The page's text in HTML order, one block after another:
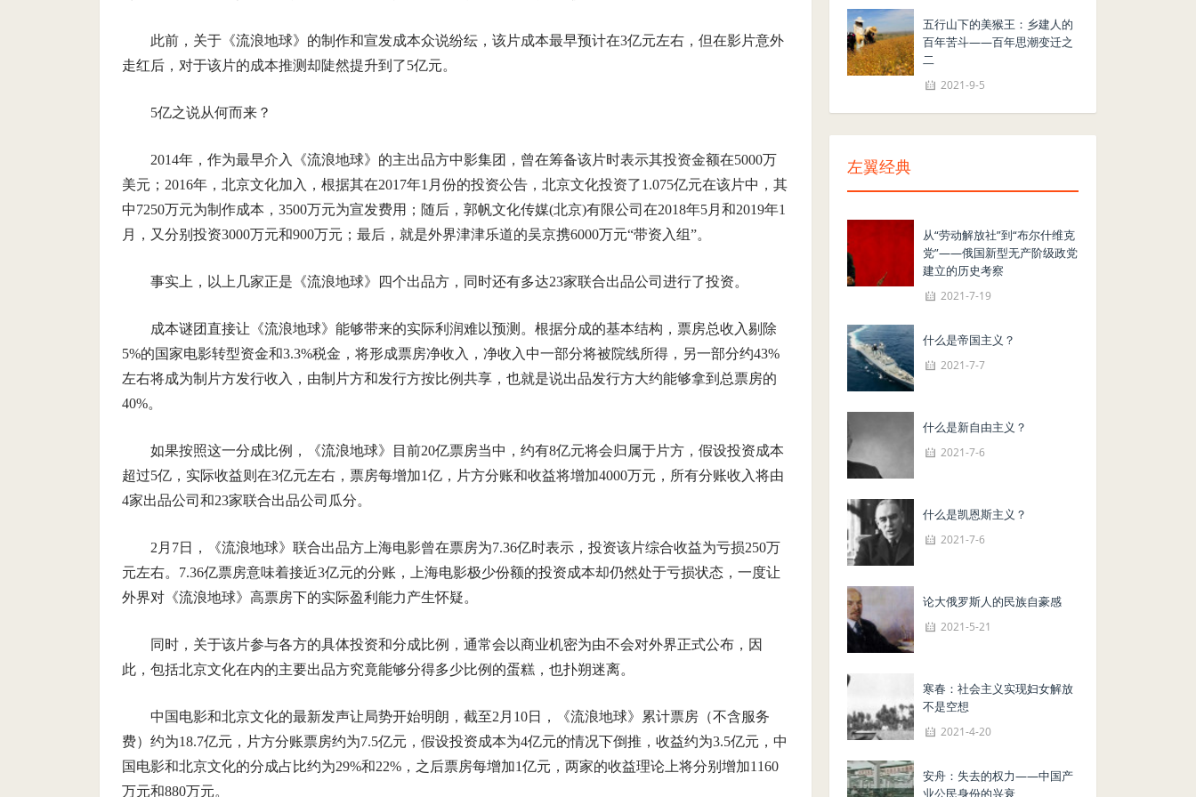
此前，关于《流浪地球》的制作和宣发成本众说纷纭，该片成本最早预计在3亿元左右，但在影片意外
走红后，对于该片的成本推测却陡然提升到了5亿元。
5亿之说从何而来？
2014年，作为最早介入《流浪地球》的主出品方中影集团，曾在筹备该片时表示其投资金额在5000万
美元；2016年，北京文化加入，根据其在2017年1月份的投资公告，北京文化投资了1.075亿元在该片中，其
中7250万元为制作成本，3500万元为宣发费用；随后，郭帆文化传媒(北京)有限公司在2018年5月和2019年1
月，又分别投资3000万元和900万元；最后，就是外界津津乐道的吴京携6000万元“带资入组”。
事实上，以上几家正是《流浪地球》四个出品方，同时还有多达23家联合出品公司进行了投资。
成本谜团直接让《流浪地球》能够带来的实际利润难以预测。根据分成的基本结构，票房总收入剔除
5%的国家电影转型资金和3.3%税金，将形成票房净收入，净收入中一部分将被院线所得，另一部分约43%
左右将成为制片方发行收入，由制片方和发行方按比例共享，也就是说出品发行方大约能够拿到总票房的
40%。
如果按照这一分成比例，《流浪地球》目前20亿票房当中，约有8亿元将会归属于片方，假设投资成本
超过5亿，实际收益则在3亿元左右，票房每增加1亿，片方分账和收益将增加4000万元，所有分账收入将由
4家出品公司和23家联合出品公司瓜分。
2月7日，《流浪地球》联合出品方上海电影曾在票房为7.36亿时表示，投资该片综合收益为亏损250万
元左右。7.36亿票房意味着接近3亿元的分账，上海电影极少份额的投资成本却仍然处于亏损状态，一度让
外界对《流浪地球》高票房下的实际盈利能力产生怀疑。
同时，关于该片参与各方的具体投资和分成比例，通常会以商业机密为由不会对外界正式公布，因
此，包括北京文化在内的主要出品方究竟能够分得多少比例的蛋糕，也扑朔迷离。
中国电影和北京文化的最新发声让局势开始明朗，截至2月10日，《流浪地球》累计票房（不含服务
费）约为18.7亿元，片方分账票房约为7.5亿元，假设投资成本为4亿元的情况下倒推，收益约为3.5亿元，中
国电影和北京文化的分成占比约为29%和22%，之后票房每增加1亿元，两家的收益理论上将分别增加1160
万元和880万元。
五行山下的美猴王：乡建人的
百年苦斗——百年思潮变迁之
二
2021-9-5
左翼经典
从“劳动解放社”到“布尔什维克
党”——俄国新型无产阶级政党
建立的历史考察
2021-7-19
什么是帝国主义？
2021-7-7
什么是新自由主义？
2021-7-6
什么是凯恩斯主义？
2021-7-6
论大俄罗斯人的民族自豪感
2021-5-21
寒春：社会主义实现妇女解放
不是空想
2021-4-20
安舟：失去的权力——中国产
业公民身份的兴衰